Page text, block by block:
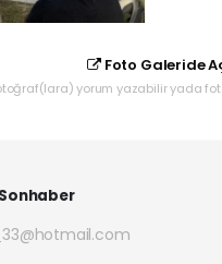
Foto Galeride
yorum yazabilir yada